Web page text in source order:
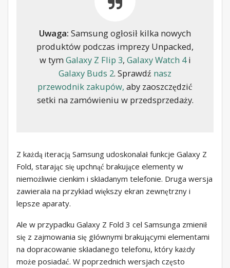
Uwaga: Samsung ogłosił kilka nowych
produktów podczas imprezy Unpacked,
w tym Galaxy Z Flip 3, Galaxy Watch 4i
Galaxy Buds 2. Sprawdź nasz
przewodnik zakupów, aby zaoszczędzić
setki na zamówieniu w przedsprzedaży.
Z każdą iteracją Samsung udoskonalał funkcje Galaxy Z
Fold, starając się upchnąć brakujące elementy w
niemożliwie cienkim i składanym telefonie. Druga wersja
zawierała na przykład większy ekran zewnętrzny i
lepsze aparaty.
Ale w przypadku Galaxy Z Fold 3 cel Samsunga zmienił
się z zajmowania się głównymi brakującymi elementami
na dopracowanie składanego telefonu, który każdy
może posiadać. W poprzednich wersjach często